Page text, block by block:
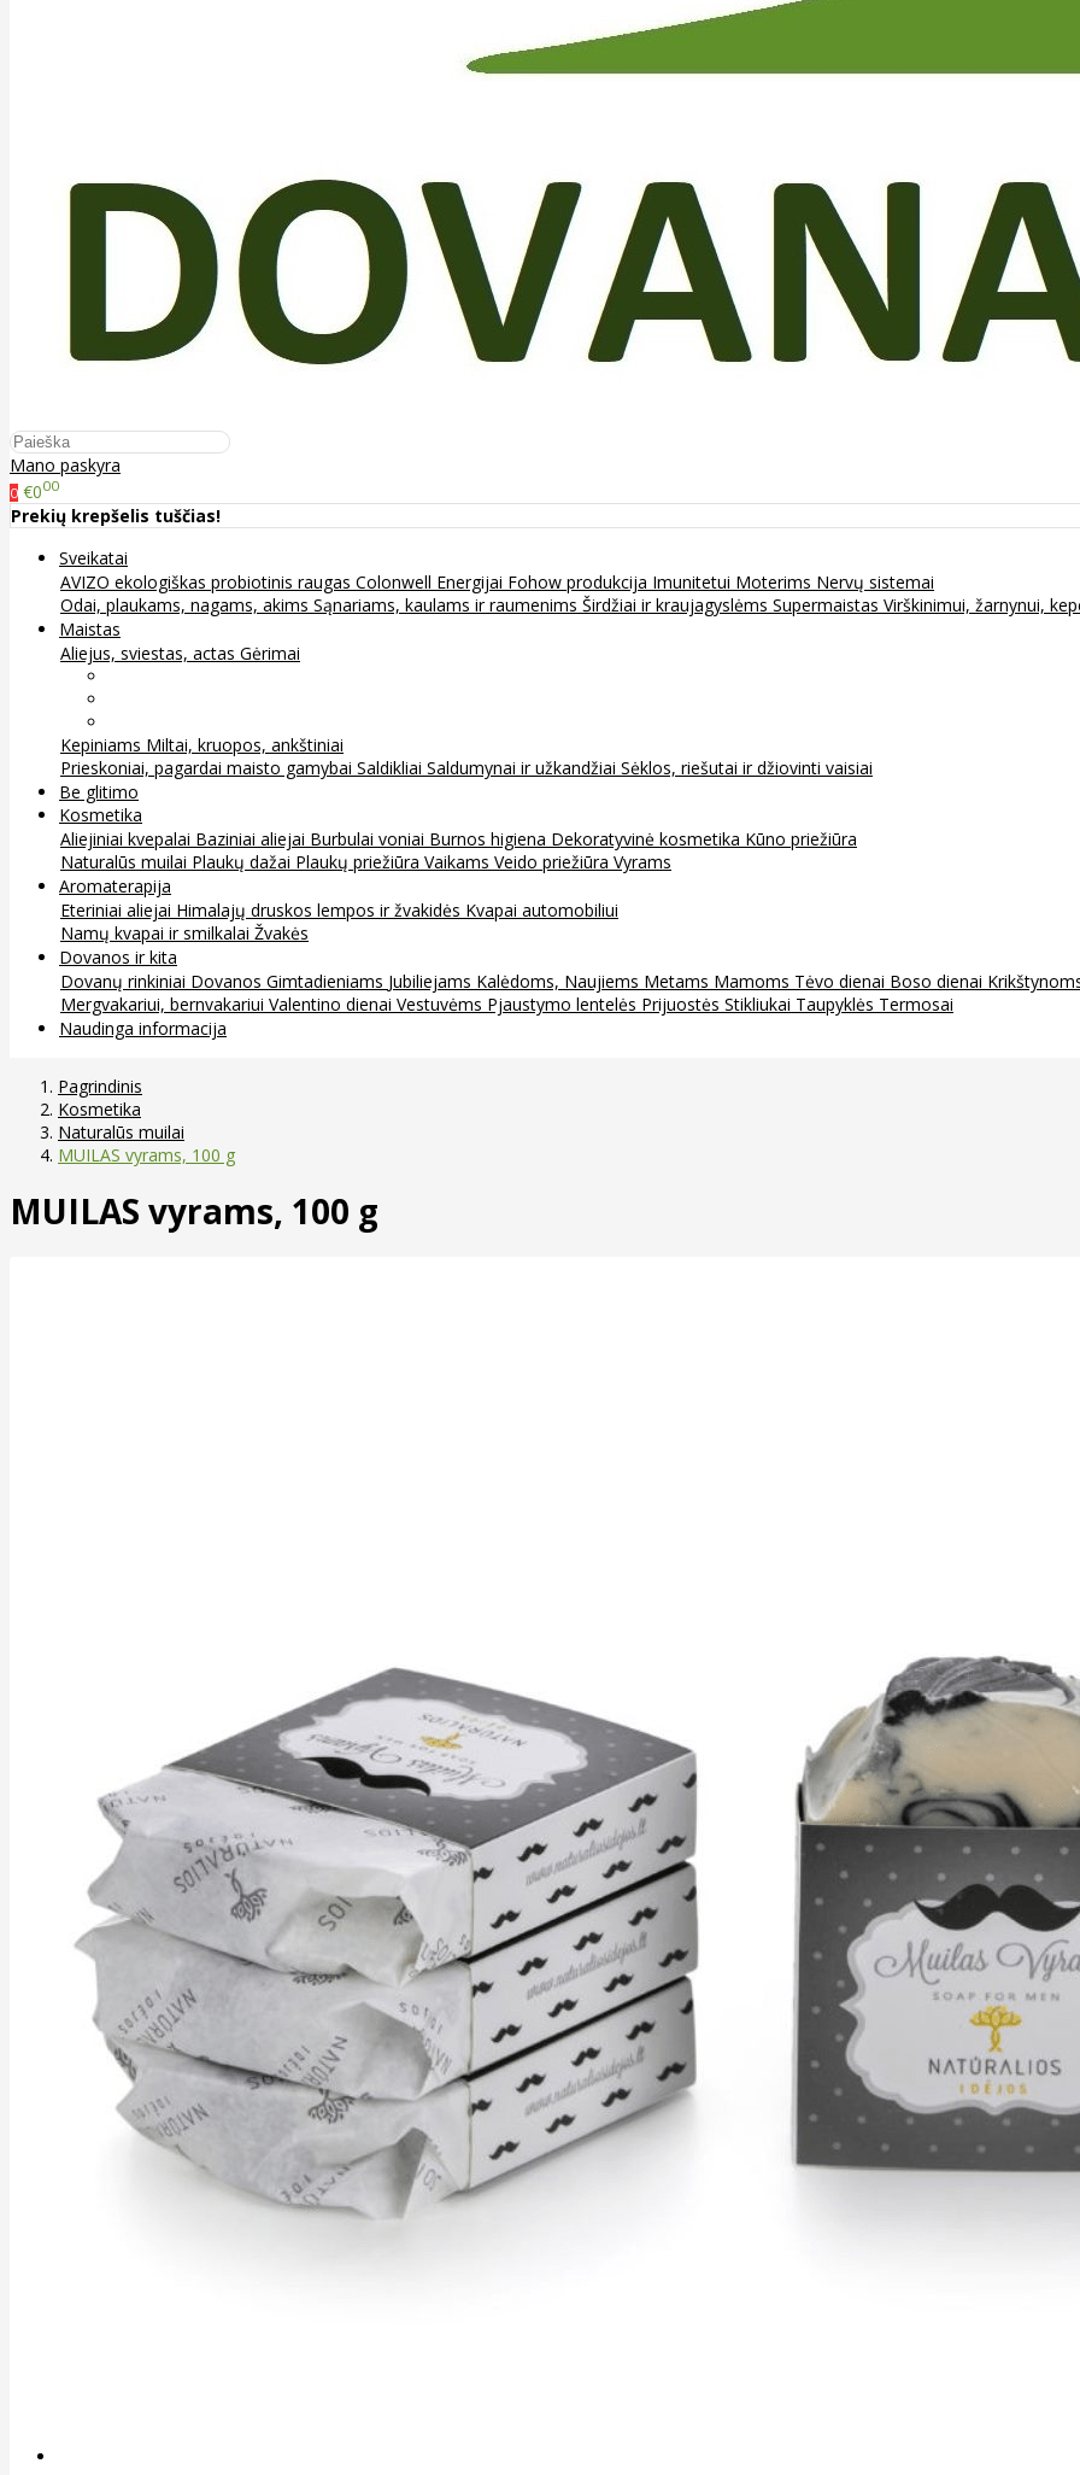
Mano paskyra
0 €000
Prekių krepšelis tuščias!
Sveikatai
AVIZO ekologiškas probiotinis raugas Colonwell Energijai Fohow produkcija Imunitetui Moterims Nervų sistemai
Odai, plaukams, nagams, akims Sąnariams, kaulams ir raumenims Širdžiai ir kraujagyslėms Supermaistas Virškinimui, žarnynui,
Maistas
Aliejus, sviestas, actas Gėrimai
Kepiniams Miltai, kruopos, ankštiniai
Prieskoniai, pagardai maisto gamybai Saldikliai Saldumynai ir užkandžiai Sėklos, riešutai ir džiovinti vaisiai
Be glitimo
Kosmetika
Aliejiniai kvepalai Baziniai aliejai Burbulai voniai Burnos higiena Dekoratyvinė kosmetika Kūno priežiūra
Naturalūs muilai Plaukų dažai Plaukų priežiūra Vaikams Veido priežiūra Vyrams
Aromaterapija
Eteriniai aliejai Himalajų druskos lempos ir žvakidės Kvapai automobiliui
Namų kvapai ir smilkalai Žvakės
Dovanos ir kita
Dovanų rinkiniai Dovanos Gimtadieniams Jubiliejams Kalėdoms, Naujiems Metams Mamoms Tėvo dienai Boso dienai
Mergvakariui, bernvakariui Valentino dienai Vestuvėms Pjaustymo lentelės Prijuostės Stikliukai Taupyklės Termosai
Naudinga informacija
Pagrindinis
Kosmetika
Naturalūs muilai
MUILAS vyrams, 100 g
MUILAS vyrams, 100 g